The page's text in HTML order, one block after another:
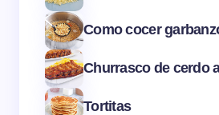
Como cocer
Churrasco de cerdo
Tortitas